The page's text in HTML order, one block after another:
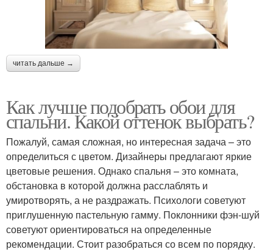
читать дальше →
Как лучше подобрать обои для
спальни. Какой оттенок выбрать?
Пожалуй, самая сложная, но интересная задача – это
определиться с цветом. Дизайнеры предлагают яркие
цветовые решения. Однако спальня – это комната,
обстановка в которой должна расслаблять и
умиротворять, а не раздражать. Психологи советуют
приглушенную пастельную гамму. Поклонники фэн-шуй
советуют ориентироваться на определенные
рекомендации. Стоит разобраться со всем по порядку.